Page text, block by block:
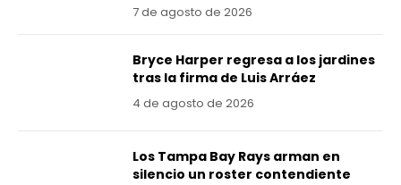
7 de agosto de 2026
Bryce Harper regresa a los jardines
tras la firma de Luis Arráez
4 de agosto de 2026
Los Tampa Bay Rays arman en
silencio un roster contendiente